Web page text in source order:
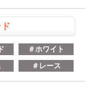
＃ホワイト
＃レース